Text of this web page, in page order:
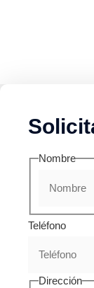
Nombre
Teléfono
Dirección